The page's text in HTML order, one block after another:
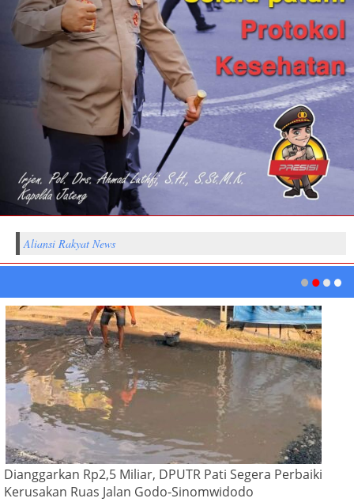
Aliansi Rakyat News
Dianggarkan Rp2,5 Miliar, DPUTR Pati Segera Perbaiki
Kerusakan Ruas Jalan Godo-Sinomwidodo